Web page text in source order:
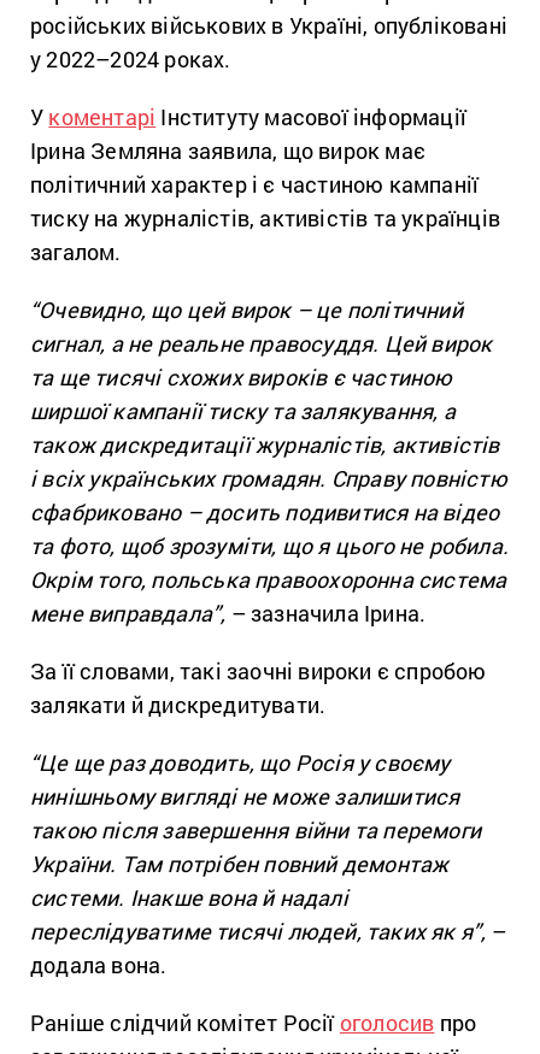
російських військових в Україні, опубліковані
у 2022–2024 роках.
У коментарі Інституту масової інформації
Ірина Земляна заявила, що вирок має
політичний характер і є частиною кампанії
тиску на журналістів, активістів та українців
загалом.
“Очевидно, що цей вирок – це політичний
сигнал, а не реальне правосуддя. Цей вирок
та ще тисячі схожих вироків є частиною
ширшої кампанії тиску та залякування, а
також дискредитації журналістів, активістів
і всіх українських громадян. Справу повністю
сфабриковано – досить подивитися на відео
та фото, щоб зрозуміти, що я цього не робила.
Окрім того, польська правоохоронна система
мене виправдала”, – зазначила Ірина.
За її словами, такі заочні вироки є спробою
залякати й дискредитувати.
“Це ще раз доводить, що Росія у своєму
нинішньому вигляді не може залишитися
такою після завершення війни та перемоги
України. Там потрібен повний демонтаж
системи. Інакше вона й надалі
переслідуватиме тисячі людей, таких як я”, –
додала вона.
Раніше слідчий комітет Росії оголосив про